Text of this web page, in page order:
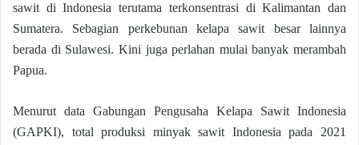
sawit di Indonesia terutama terkonsentrasi di Kalimantan dan
Sumatera. Sebagian perkebunan kelapa sawit besar lainnya
berada di Sulawesi. Kini juga perlahan mulai banyak merambah
Papua.
Menurut data Gabungan Pengusaha Kelapa Sawit Indonesia
(GAPKI), total produksi minyak sawit Indonesia pada 2021